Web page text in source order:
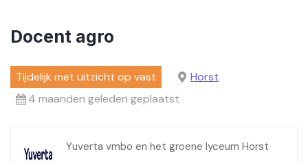
Docent agro
Tijdelijk met uitzicht op vast
Horst
4 maanden geleden geplaatst
Yuverta vmbo en het groene lyceum Horst